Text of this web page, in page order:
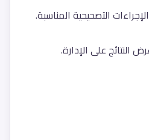
التصحيحية المناسبة.
النتائج على الإدارة.